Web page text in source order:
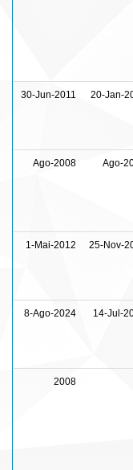
30-Jun-2011 20-Jan-
Ago-2008 Ago-
1-Mai-2012 25-Nov-
8-Ago-2024 14-Jul-
2008